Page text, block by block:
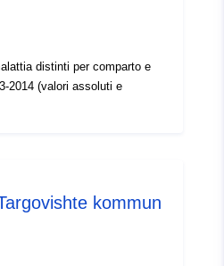
distinti per comparto e
2014 (valori assoluti e
kommun